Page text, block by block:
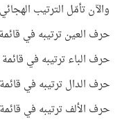
والآن تأمّل الترتيب
حرف العين ترتيبه في
حرف الباء ترتيبه في
حرف الدال ترتيبه في
حرف الألف ترتيبه في